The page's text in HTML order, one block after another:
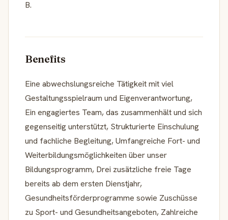
B.
Benefits
Eine abwechslungsreiche Tätigkeit mit viel
Gestaltungsspielraum und Eigenverantwortung,
Ein engagiertes Team, das zusammenhält und sich
gegenseitig unterstützt, Strukturierte Einschulung
und fachliche Begleitung, Umfangreiche Fort- und
Weiterbildungsmöglichkeiten über unser
Bildungsprogramm, Drei zusätzliche freie Tage
bereits ab dem ersten Dienstjahr,
Gesundheitsförderprogramme sowie Zuschüsse
zu Sport- und Gesundheitsangeboten, Zahlreiche